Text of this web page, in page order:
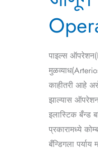
पाइल्स
काहीतरी आहे
झाल्यास
इलास्टिक बँन्ड
प्रकारामध्ये
बँन्डिगला
पाइल्स
ऑपरेशन
संपूर्ण
on
Piles
Operation
in
Marathi